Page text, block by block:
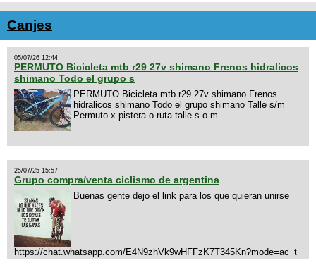
Canjes
05/07/26 12:44
PERMUTO Bicicleta mtb r29 27v shimano Frenos hidralicos
shimano Todo el grupo s
PERMUTO Bicicleta mtb r29 27v shimano Frenos
hidralicos shimano Todo el grupo shimano Talle s/m
Permuto x pistera o ruta talle s o m.
25/07/25 15:57
Grupo compra/venta ciclismo de argentina
Buenas gente dejo el link para los que quieran unirse
https://chat.whatsapp.com/E4N9zhVk9wHFFzK7T345Kn?mode=ac_t